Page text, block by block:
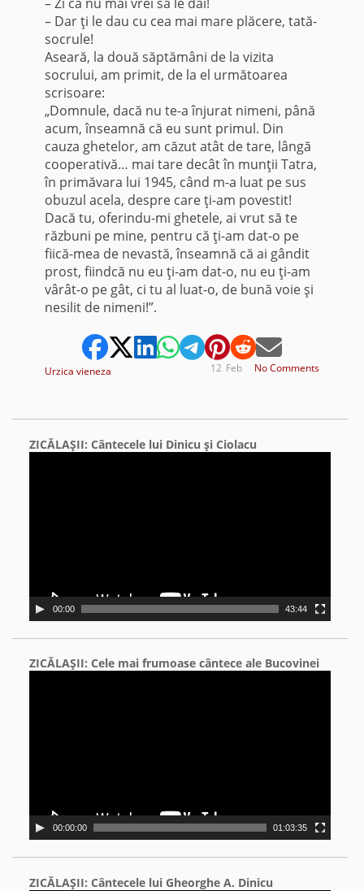
– Dar ţi le dau cu cea mai mare plăcere, tată-
socrule!
Aseară, la două săptămâni de la vizita
socrului, am primit, de la el următoarea
scrisoare:
„Domnule, dacă nu te-a înjurat nimeni, până
acum, înseamnă că eu sunt primul. Din
cauza ghetelor, am căzut atât de tare, lângă
cooperativă… mai tare decât în munţii Tatra,
în pri­măvara lui 1945, când m-a luat pe sus
obuzul acela, des­pre care ţi-am povestit!
Dacă tu, oferindu-mi ghetele, ai vrut să te
răzbuni pe mine, pentru că ţi-am dat-o pe
fiică-mea de nevastă, înseamnă că ai gândit
prost, fiindcă nu eu ţi-am dat-o, nu eu ţi-am
vârât-o pe gât, ci tu al luat-o, de bună voie şi
nesilit de nimeni!”.
Urzica vieneza No Comments
Feb
12
ZICĂLAŞII: Cântecele lui Dinicu şi Ciolacu
00:00 43:44
ZICĂLAŞII: Cele mai frumoase cântece ale Bucovinei
00:00:00 01:03:35
ZICĂLAŞII: Cântecele lui Gheorghe A. Dinicu